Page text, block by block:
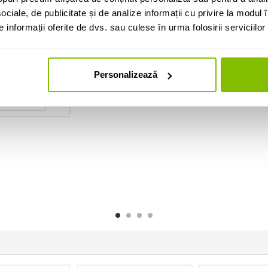
de publicitate și de analize informații cu privire la modul
informații oferite de dvs. sau culese în urma folosirii serviciilor
Personalizează
chitara
Bronze
Light DAP1152
Gravity MS CLMP 25
IN STOC
ADAUGA IN COS
Adam Hall
Disponibilitate: